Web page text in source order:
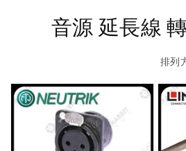
音源 延長線
排列